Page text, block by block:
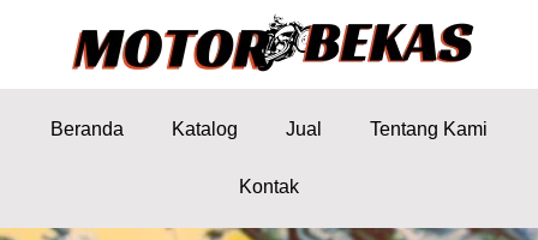
Beranda Katalog Jual Tentang Kami
Kontak